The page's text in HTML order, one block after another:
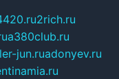
2rich.ru
a380club.ru
jun.ruadonyev.ru